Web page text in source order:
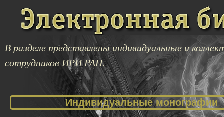
В разделе представлены индивидуальные и
сотрудников ИРИ РАН.
Индивидуальные монографии